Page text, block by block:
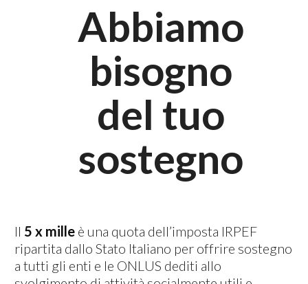
Abbiamo
bisogno
del tuo
sostegno
Il 5 x mille è una quota dell’imposta IRPEF
ripartita dallo Stato Italiano per offrire sostegno
a tutti gli enti e le ONLUS dediti allo